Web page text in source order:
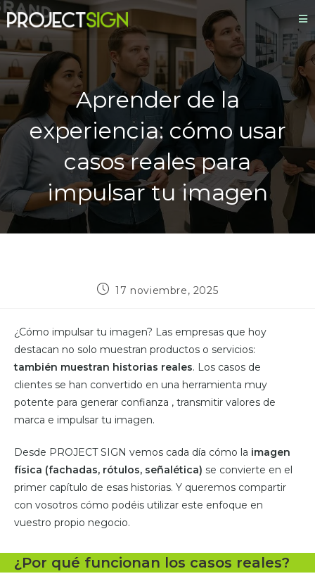
Aprender de la
experiencia: cómo usar
casos reales para
impulsar tu imagen
17 noviembre, 2025
¿Cómo impulsar tu imagen? Las empresas que hoy
destacan no solo muestran productos o servicios:
también muestran historias reales. Los casos de
clientes se han convertido en una herramienta muy
potente para generar confianza , transmitir valores de
marca e impulsar tu imagen.
Desde PROJECT SIGN vemos cada día cómo la imagen
física (fachadas, rótulos, señalética) se convierte en el
primer capítulo de esas historias. Y queremos compartir
con vosotros cómo podéis utilizar este enfoque en
vuestro propio negocio.
¿Por qué funcionan los casos reales?